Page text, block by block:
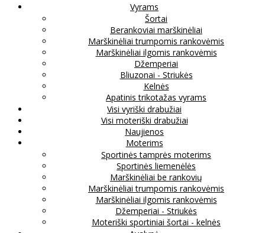
Vyrams
Šortai
Berankoviai marškinėliai
Marškinėliai trumpomis rankovėmis
Marškinėliai ilgomis rankovėmis
Džemperiai
Bliuzonai - Striukės
Kelnės
Apatinis trikotažas vyrams
Visi vyriški drabužiai
Visi moteriški drabužiai
Naujienos
Moterims
Sportinės tamprės moterims
Sportinės liemenėlės
Marškinėliai be rankovių
Marškinėliai trumpomis rankovėmis
Marškinėliai ilgomis rankovėmis
Džemperiai - Striukės
Moteriški sportiniai šortai - kelnės